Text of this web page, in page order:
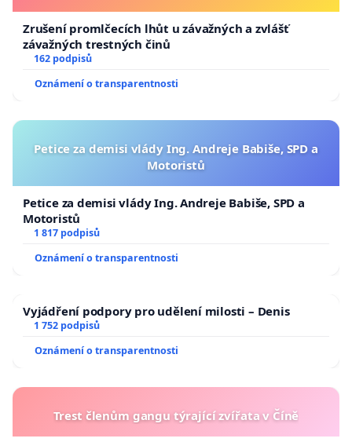
Zrušení promlčecích lhůt u závažných a zvlášť
závažných trestných činů
162 podpisů
Oznámení o transparentnosti
Petice za demisi vlády Ing. Andreje Babiše, SPD a
Motoristů
Petice za demisi vlády Ing. Andreje Babiše, SPD a
Motoristů
1 817 podpisů
Oznámení o transparentnosti
Vyjádření podpory pro udělení milosti – Denis
1 752 podpisů
Oznámení o transparentnosti
Trest členům gangu týrající zvířata v Číně